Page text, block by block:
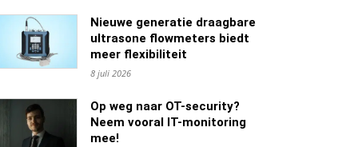
Nieuwe generatie draagbare
ultrasone flowmeters biedt
meer flexibiliteit
8 juli 2026
Op weg naar OT-security?
Neem vooral IT-monitoring
mee!